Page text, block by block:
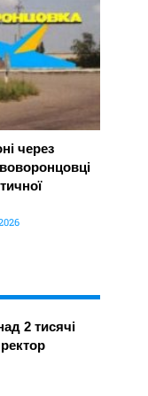
через
2 тисячі